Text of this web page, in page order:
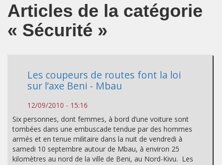
Articles de la catégorie
« Sécurité »
Les coupeurs de routes font la loi
sur l’axe Beni - Mbau
12/09/2010 - 15:16
Six personnes, dont femmes, à bord d’une voiture sont
tombées dans une embuscade tendue par des hommes
armés et en tenue militaire dans la nuit de vendredi à
samedi 10 septembre autour de Mbau, à environ 25
kilomètres au nord de la ville de Beni, au Nord-Kivu. Les